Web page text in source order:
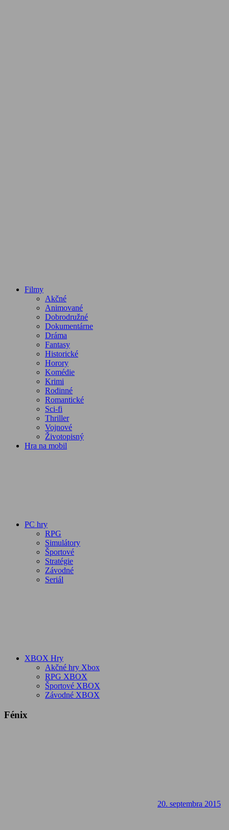
Filmy
Akčné
Animované
Dobrodružné
Dokumentárne
Dráma
Fantasy
Historické
Horory
Komédie
Krimi
Rodinné
Romantické
Sci-fi
Thriller
Vojnové
Životopisný
Hra na mobil
PC hry
RPG
Simulátory
Športové
Stratégie
Závodné
Seriál
XBOX Hry
Akčné hry Xbox
RPG XBOX
Športové XBOX
Závodné XBOX
Fénix
20. septembra 2015